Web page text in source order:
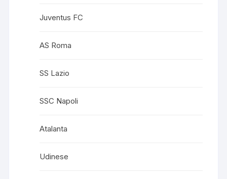
Juventus FC
AS Roma
SS Lazio
SSC Napoli
Atalanta
Udinese